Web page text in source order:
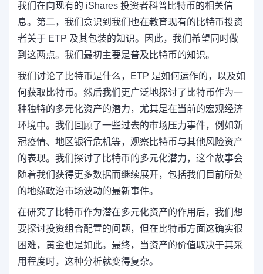
我们在向现有的 iShares 投资者科普比特币的相关信
息。第二，我们意识到我们也在教育现有的比特币投资
者关于 ETP 及其包装的知识。因此，我们希望同时做
到这两点。我们最初主要是普及比特币的知识。
我们讨论了比特币是什么，ETP 是如何运作的，以及如
何获取比特币。然后我们更广泛地探讨了比特币作为一
种独特的多元化资产的潜力，尤其是在当前的宏观经济
环境中。我们回顾了一些过去的市场压力事件，例如新
冠疫情、地区银行危机等，观察比特币与其他风险资产
的表现。我们探讨了比特币的多元化潜力，这个故事会
随着我们获得更多数据而继续展开，包括我们目前所处
的地缘政治市场波动的最新事件。
在研究了比特币作为潜在多元化资产的作用后，我们想
要探讨投资组合配置的问题，但在比特币方面这确实很
困难，黄金也是如此。最终，当资产的价值取决于其采
用程度时，这种分析就变得复杂。